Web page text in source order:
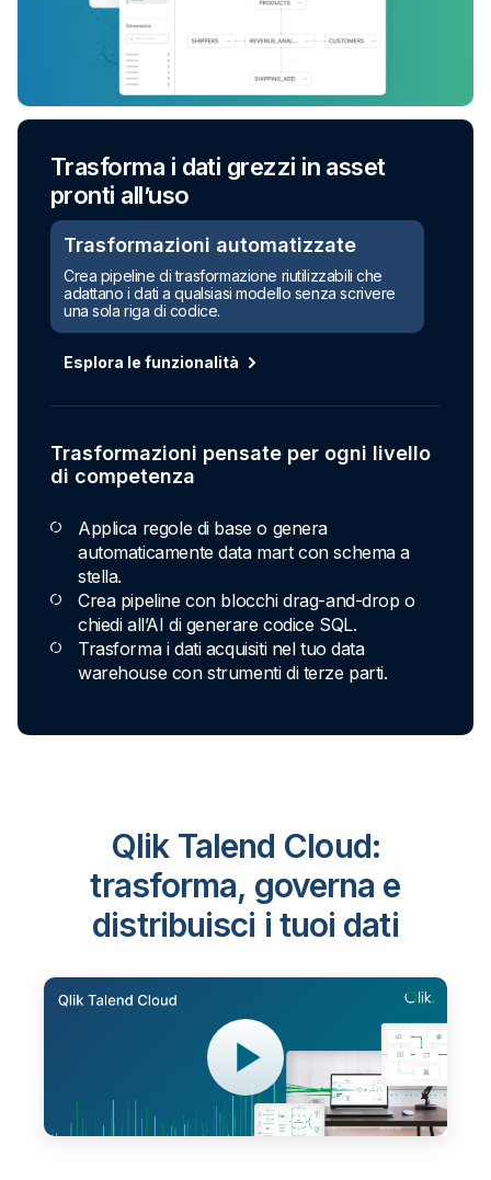
Trasforma i dati grezzi in asset
pronti all’uso
Trasformazioni automatizzate
Crea pipeline di trasformazione riutilizzabili che
adattano i dati a qualsiasi modello senza scrivere
una sola riga di codice.
Esplora le funzionalità
Trasformazioni pensate per ogni livello
di competenza
Applica regole di base o genera
automaticamente data mart con schema a
stella.
Crea pipeline con blocchi drag-and-drop o
chiedi all’AI di generare codice SQL.
Trasforma i dati acquisiti nel tuo data
warehouse con strumenti di terze parti.
Qlik Talend Cloud:
trasforma, governa e
distribuisci i tuoi dati